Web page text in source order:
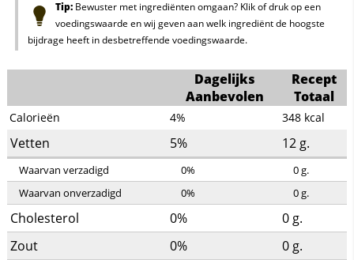
Tip:Bewuster met ingrediënten omgaan? Klik of druk op een
voedingswaarde en wij geven aan welk ingrediënt de hoogste
bijdrage heeft in desbetreffende voedingswaarde.
Dagelijks
Aanbevolen
Recept
Totaal
Calorieën 4% 348 kcal
Vetten 5% 12g.
Waarvan verzadigd 0% 0g.
Waarvan onverzadigd
0% 0g.
Cholesterol 0% 0g.
Zout
0% 0g.